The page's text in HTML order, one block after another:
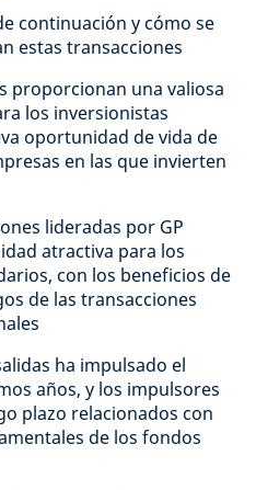
continuación y cómo se
estas transacciones
proporcionan una valiosa
los inversionistas
oportunidad de vida de
en las que invierten
lideradas por GP
atractiva para los
con los beneficios de
de las transacciones
ha impulsado el
años, y los impulsores
plazo relacionados con
de los fondos